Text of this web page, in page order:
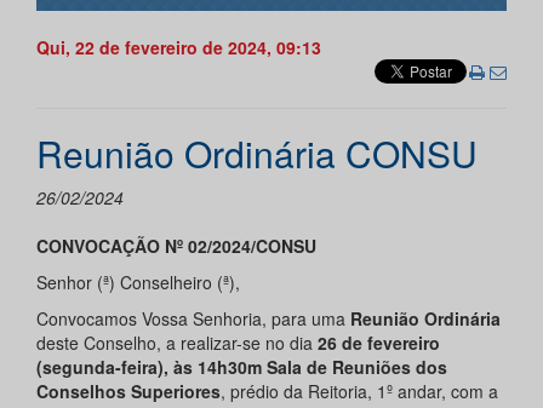
Qui, 22 de fevereiro de 2024, 09:13
Reunião Ordinária CONSU
26/02/2024
CONVOCAÇÃO Nº 02/2024/CONSU
Senhor (ª) Conselheiro (ª),
Convocamos Vossa Senhoria, para uma Reunião Ordinária
deste Conselho, a realizar-se no dia 26 de fevereiro
(segunda-feira), às 14h30m Sala de Reuniões dos
Conselhos Superiores, prédio da Reitoria, 1º andar, com a